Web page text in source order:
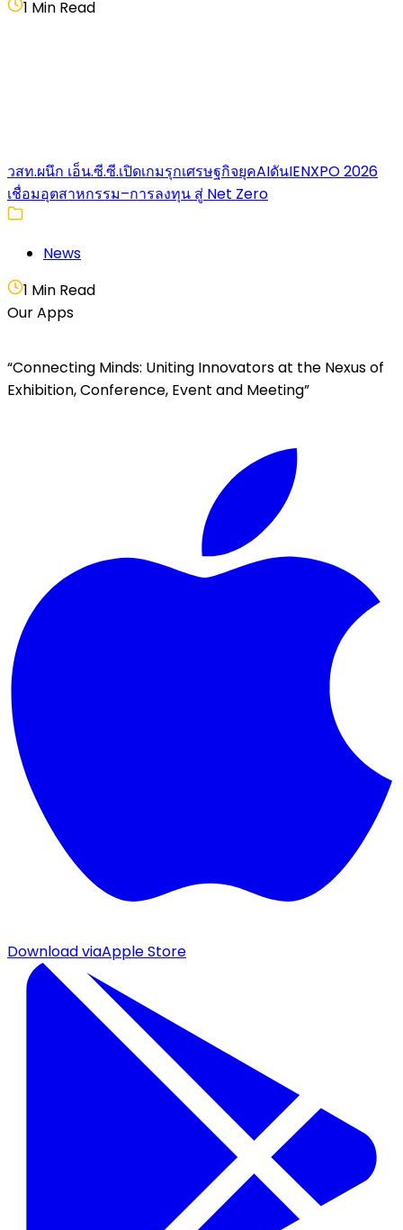
1 Min Read
วสท.ผนึก เอ็น.ซี.ซี.เปิดเกมรุกเศรษฐกิจยุคAIดันIENXPO 2026
เชื่อมอุตสาหกรรม–การลงทุน สู่ Net Zero
News
1 Min Read
Our Apps
“Connecting Minds: Uniting Innovators at the Nexus of
Exhibition, Conference, Event and Meeting”
Download viaApple Store